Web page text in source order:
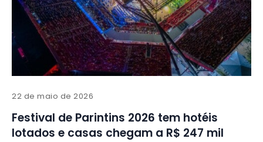
22 de maio de 2026
Festival de Parintins 2026 tem hotéis
lotados e casas chegam a R$ 247 mil